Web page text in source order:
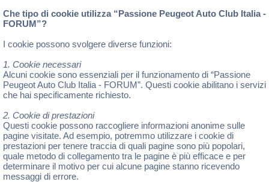
Che tipo di cookie utilizza “Passione Peugeot Auto Club Italia -
FORUM”?
I cookie possono svolgere diverse funzioni:
1. Cookie necessari
Alcuni cookie sono essenziali per il funzionamento di “Passione
Peugeot Auto Club Italia - FORUM”. Questi cookie abilitano i servizi
che hai specificamente richiesto.
2. Cookie di prestazioni
Questi cookie possono raccogliere informazioni anonime sulle
pagine visitate. Ad esempio, potremmo utilizzare i cookie di
prestazioni per tenere traccia di quali pagine sono più popolari,
quale metodo di collegamento tra le pagine è più efficace e per
determinare il motivo per cui alcune pagine stanno ricevendo
messaggi di errore.